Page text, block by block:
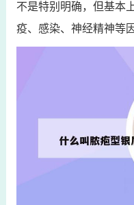
不是特别明确，但基本
疫、感染、神经精神等